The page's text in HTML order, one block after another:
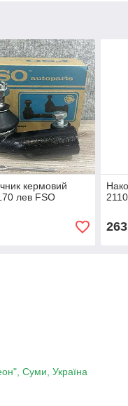
кермовий
лев FSO
263
Суми, Україна